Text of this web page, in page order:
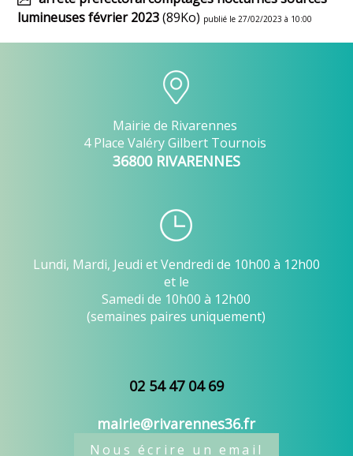
lumineuses février 2023(89Ko) publié le 27/02/2023 à 10:00
Mairie de Rivarennes
4 Place Valéry Gilbert Tournois
36800 RIVARENNES
Lundi, Mardi, Jeudi et Vendredi de 10h00 à 12h00
et le
Samedi de 10h00 à 12h00
(semaines paires uniquement)
02 54 47 04 69
mairie@rivarennes36.fr
Nous écrire un email